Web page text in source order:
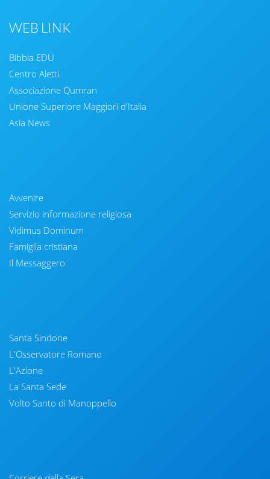
WEB LINK
Bibbia EDU
Centro Aletti
Associazione Qumran
Unione Superiore Maggiori d'Italia
Asia News
Avvenire
Servizio informazione religiosa
Vidimus Dominum
Famiglia cristiana
Il Messaggero
Santa Sindone
L'Osservatore Romano
L'Azione
La Santa Sede
Volto Santo di Manoppello